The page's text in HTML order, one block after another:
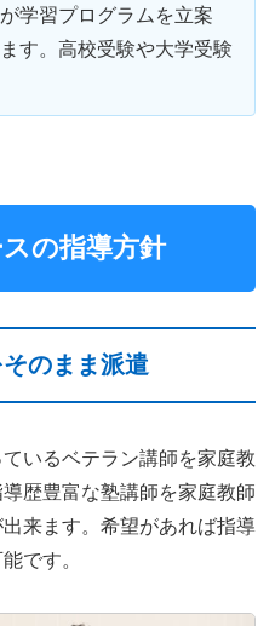
学習プログラムを立案
す。高校受験や大学受験
の指導方針
のまま派遣
いるベテラン講師を家庭教
歴豊富な塾講師を家庭教師
来ます。希望があれば指導
です。